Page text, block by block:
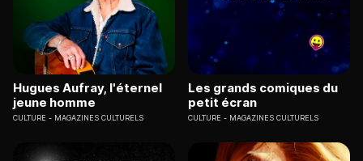
Hugues Aufray, l'éternel
jeune homme
CULTURE MAGAZINES CULTURELS
Les grands comiques du
petit écran
CULTURE MAGAZINES CULTURELS